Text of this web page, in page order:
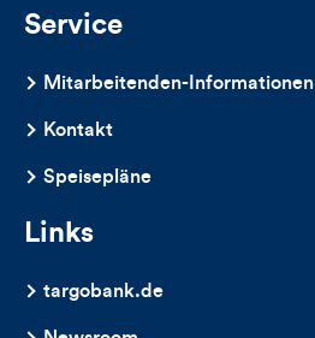
Service
Mitarbeitenden-Informationen
Kontakt
Speisepläne
Links
targobank.de